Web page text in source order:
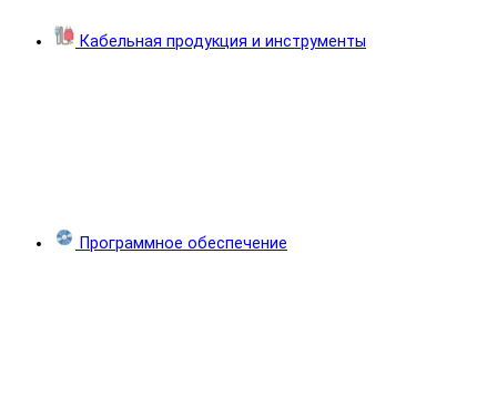
Кабельная продукция и инструменты
Программное обеспечение